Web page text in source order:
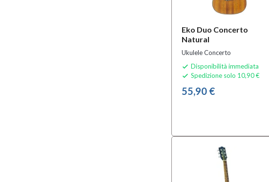
Eko Duo Concerto
Natural
Ukulele Concerto
 Disponibilità immediata
 Spedizione solo 10,90 €
55,90 €